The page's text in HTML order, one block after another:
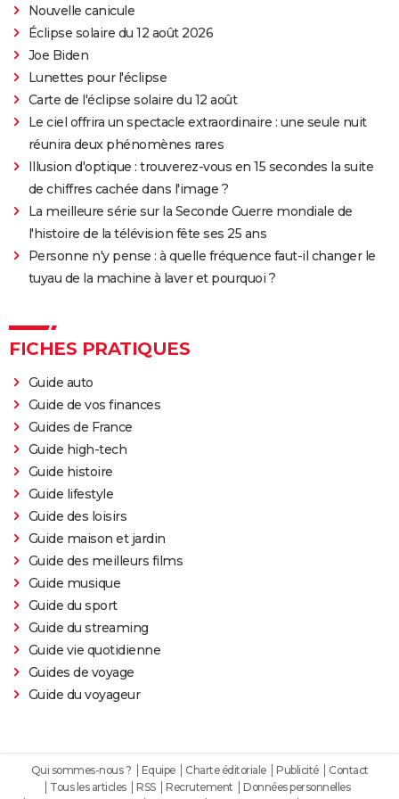
Breakfast Club : synopsis, casting, streaming, avis...
Big Fish
Lost in Translation : synopsis, casting, bande-
annonce, streaming, avis...
Rémi sans famille : bande-annonce et date de sortie
du film
Nouvelle canicule
Éclipse solaire du 12 août 2026
Joe Biden
Lunettes pour l'éclipse
Carte de l'éclipse solaire du 12 août
Le ciel offrira un spectacle extraordinaire : une seule nuit
réunira deux phénomènes rares
Illusion d'optique : trouverez-vous en 15 secondes la suite
de chiffres cachée dans l'image ?
La meilleure série sur la Seconde Guerre mondiale de
l'histoire de la télévision fête ses 25 ans
Personne n'y pense : à quelle fréquence faut-il changer le
tuyau de la machine à laver et pourquoi ?
FICHES PRATIQUES
Guide auto
Guide de vos finances
Guides de France
Guide high-tech
Guide histoire
Guide lifestyle
Guide des loisirs
Guide maison et jardin
Guide des meilleurs films
Guide musique
Guide du sport
Guide du streaming
Guide vie quotidienne
Guides de voyage
Guide du voyageur
Qui sommes-nous ? Equipe Charte éditoriale Publicité
Contact
Tous les articles
RSS Recrutement
Données personnelles